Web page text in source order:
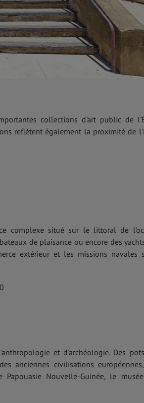
collections d'art public de
reflètent également la proximité de
complexe situé sur le littoral de
de plaisance ou encore des
extérieur et les missions navales
et d'archéologie. Des
anciennes civilisations
Nouvelle-Guinée, le